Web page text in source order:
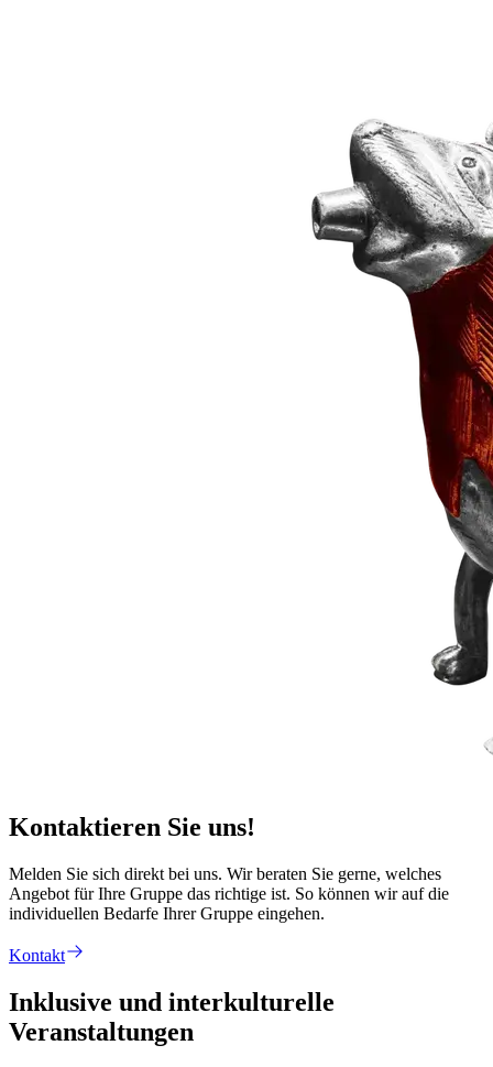
Kontaktieren Sie uns!
Melden Sie sich direkt bei uns. Wir beraten Sie gerne, welches
Angebot für Ihre Gruppe das richtige ist. So können wir auf die
individuellen Bedarfe Ihrer Gruppe eingehen.
Kontakt
Inklusive und interkulturelle
Veranstaltungen